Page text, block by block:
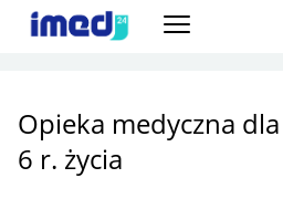
Opieka medyczna
6 r. życia